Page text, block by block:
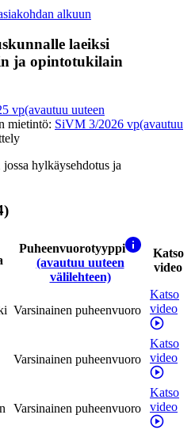
alkuun
laeiksi
ja opintotukilain
vp(avautuu uuteen
mietintö: SiVM 3/2026 vp(avautuu
hylkäysehdotus ja
Puheenvuorotyyppi
(avautuu uuteen
välilehteen)
Katso
video
Varsinainen puheenvuoro
Katso
video
Varsinainen puheenvuoro
Katso
video
Varsinainen puheenvuoro
Katso
video